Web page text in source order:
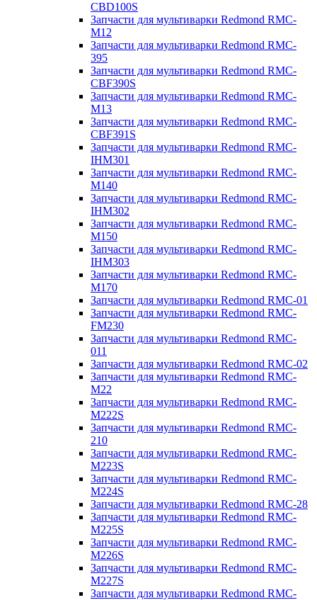
CBD100S
Запчасти для мультиварки Redmond RMC-
M12
Запчасти для мультиварки Redmond RMC-
395
Запчасти для мультиварки Redmond RMC-
CBF390S
Запчасти для мультиварки Redmond RMC-
M13
Запчасти для мультиварки Redmond RMC-
CBF391S
Запчасти для мультиварки Redmond RMC-
IHM301
Запчасти для мультиварки Redmond RMC-
M140
Запчасти для мультиварки Redmond RMC-
IHM302
Запчасти для мультиварки Redmond RMC-
M150
Запчасти для мультиварки Redmond RMC-
IHM303
Запчасти для мультиварки Redmond RMC-
M170
Запчасти для мультиварки Redmond RMC-01
Запчасти для мультиварки Redmond RMC-
FM230
Запчасти для мультиварки Redmond RMC-
011
Запчасти для мультиварки Redmond RMC-02
Запчасти для мультиварки Redmond RMC-
M22
Запчасти для мультиварки Redmond RMC-
M222S
Запчасти для мультиварки Redmond RMC-
210
Запчасти для мультиварки Redmond RMC-
M223S
Запчасти для мультиварки Redmond RMC-
M224S
Запчасти для мультиварки Redmond RMC-28
Запчасти для мультиварки Redmond RMC-
M225S
Запчасти для мультиварки Redmond RMC-
M226S
Запчасти для мультиварки Redmond RMC-
M227S
Запчасти для мультиварки Redmond RMC-